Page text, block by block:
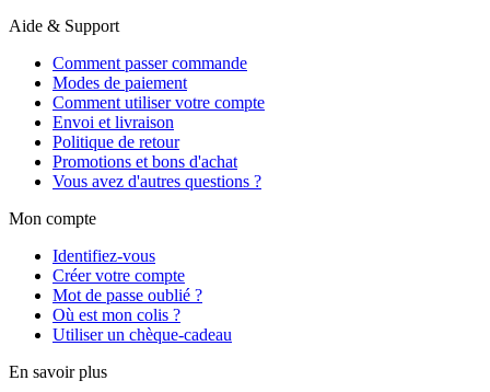
Aide & Support
Comment passer commande
Modes de paiement
Comment utiliser votre compte
Envoi et livraison
Politique de retour
Promotions et bons d'achat
Vous avez d'autres questions ?
Mon compte
Identifiez-vous
Créer votre compte
Mot de passe oublié ?
Où est mon colis ?
Utiliser un chèque-cadeau
En savoir plus